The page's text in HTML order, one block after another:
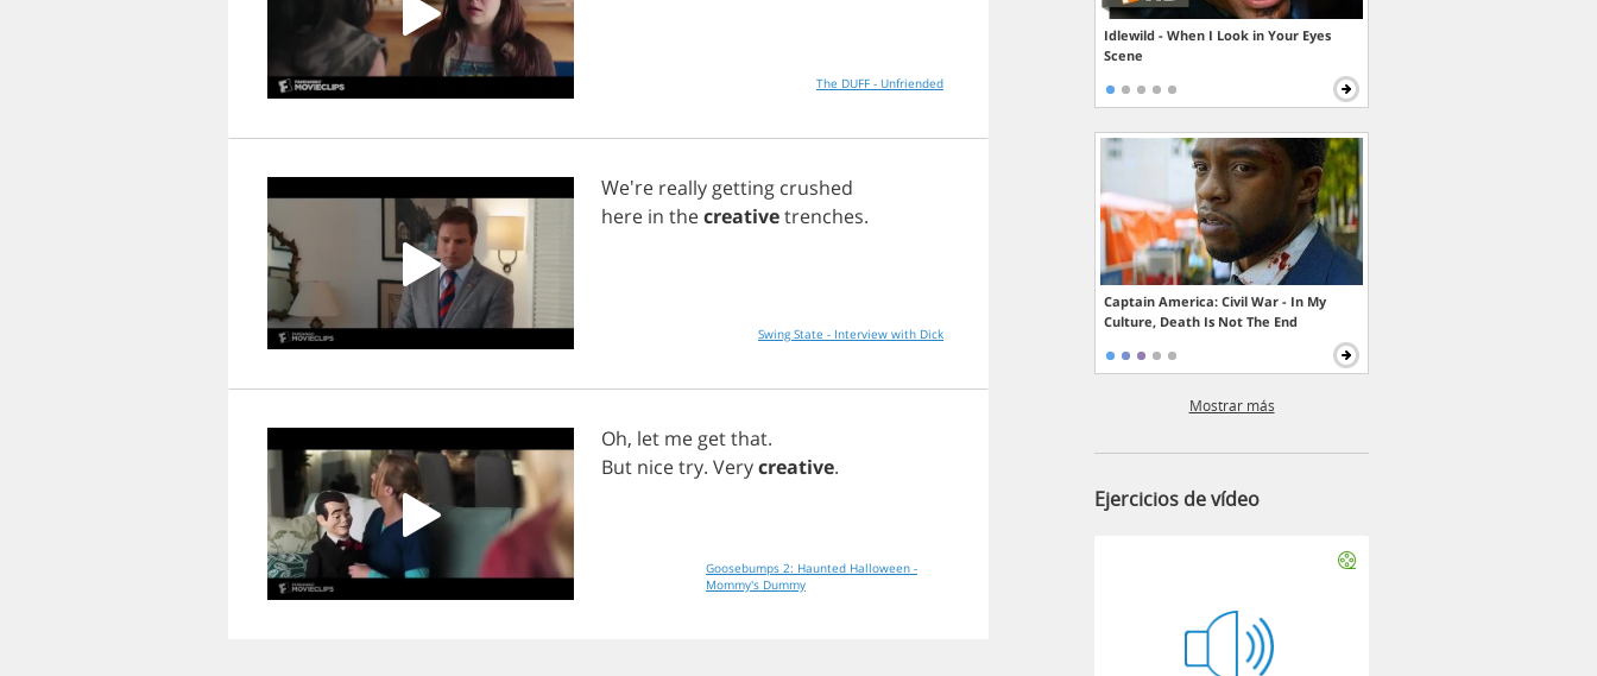
The DUFF - Unfriended
We're really getting crushed
here in thecreativetrenches.
Swing State - Interview with Dick
Oh, let me getthat.
But nicetry. Verycreative.
Goosebumps 2: Haunted Halloween -
Mommy's Dummy
Idlewild - When I Look in Your Eyes
Scene
Captain America: Civil War - In My
Culture, Death Is Not The End
Mostrar más
Ejercicios de vídeo